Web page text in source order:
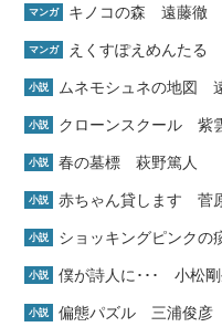
マンガ キノコの森 遠藤徹
マンガ えくすぽえめんたる
小説 ムネモシュネの地図
小説 クローンスクール 紫
小説 春の墓標 萩野篤人
小説 赤ちゃん貸します 菅
小説 ショッキングピンク
小説 僕が詩人に･･･ 小松
小説 偏態パズル 三浦俊彦